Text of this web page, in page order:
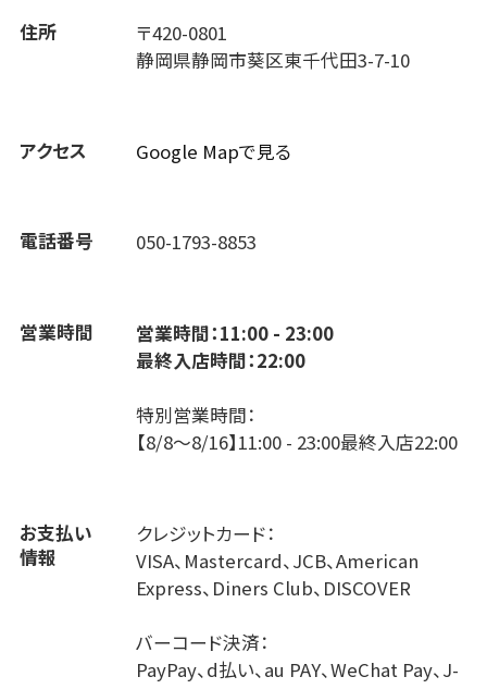
住所
〒420-0801
静岡県静岡市葵区東千代田3-7-10
アクセス Google Mapで見る
電話番号 050-1793-8853
営業時間
営業時間：11:00 - 23:00
最終入店時間：22:00
特別営業時間：
【8/8～8/16】11:00 - 23:00最終入店22:00
お支払い
情報
クレジットカード：
VISA、Mastercard、JCB、American
Express、Diners Club、DISCOVER
バーコード決済：
PayPay、d払い、au PAY、WeChat Pay、J-